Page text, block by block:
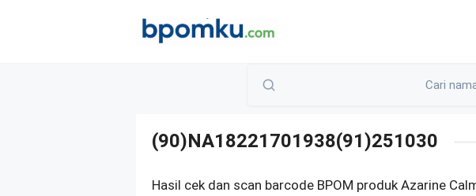
(90)NA18221701938(91)251030
Hasil cek dan scan barcode BPOM produk Azarine